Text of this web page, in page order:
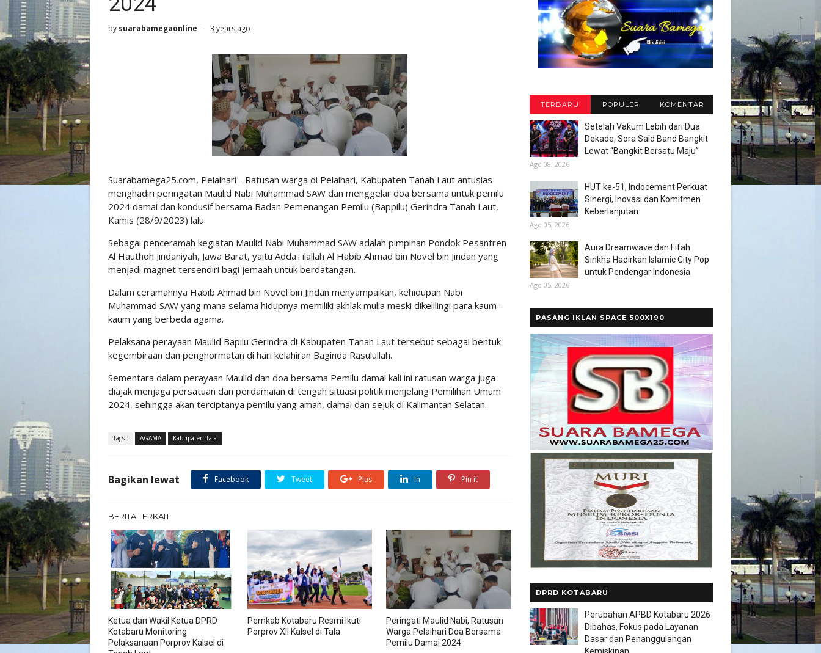
by suarabamegaonline 3 years ago
Suarabamega25.com, Pelaihari - Ratusan warga di Pelaihari, Kabupaten Tanah Laut antusias
menghadiri peringatan Maulid Nabi Muhammad SAW dan menggelar doa bersama untuk pemilu
2024 damai dan kondusif bersama Badan Pemenangan Pemilu (Bappilu) Gerindra Tanah Laut,
Kamis (28/9/2023) lalu.
Sebagai penceramah kegiatan Maulid Nabi Muhammad SAW adalah pimpinan Pondok Pesantren
Al Hauthoh Jindaniyah, Jawa Barat, yaitu Adda'i ilallah Al Habib Ahmad bin Novel bin Jindan yang
menjadi magnet tersendiri bagi jemaah untuk berdatangan.
Dalam ceramahnya Habib Ahmad bin Novel bin Jindan menyampaikan, kehidupan Nabi
Muhammad SAW yang mana selama hidupnya memiliki akhlak mulia meski dikelilingi para kaum-
kaum yang berbeda agama.
Pelaksana perayaan Maulid Bapilu Gerindra di Kabupaten Tanah Laut tersebut sebagai bentuk
kegembiraan dan penghormatan di hari kelahiran Baginda Rasulullah.
Sementara dalam perayaan Maulid dan doa bersama Pemilu damai kali ini ratusan warga juga
diajak menjaga persatuan dan perdamaian di tengah situasi politik menjelang Pemilihan Umum
2024, sehingga akan terciptanya pemilu yang aman, damai dan sejuk di Kalimantan Selatan.
Tags : AGAMA Kabupaten Tala
Bagikan lewat Facebook Tweet Plus In Pin it
BERITA TERKAIT
Ketua dan Wakil Ketua DPRD
Kotabaru Monitoring
Pelaksanaan Porprov Kalsel di
Pemkab Kotabaru Resmi Ikuti
Porprov XII Kalsel di Tala
Peringati Maulid Nabi, Ratusan
Warga Pelaihari Doa Bersama
Pemilu Damai 2024
TERBARU POPULER KOMENTAR
Setelah Vakum Lebih dari Dua
Dekade, Sora Said Band Bangkit
Lewat “Bangkit Bersatu Maju”
Ago 08, 2026
HUT ke-51, Indocement Perkuat
Sinergi, Inovasi dan Komitmen
Keberlanjutan
Ago 05, 2026
Aura Dreamwave dan Fifah
Sinkha Hadirkan Islamic City Pop
untuk Pendengar Indonesia
Ago 05, 2026
PASANG IKLAN SPACE 500X190
DPRD KOTABARU
Perubahan APBD Kotabaru 2026
Dibahas, Fokus pada Layanan
Dasar dan Penanggulangan
Kemiskinan